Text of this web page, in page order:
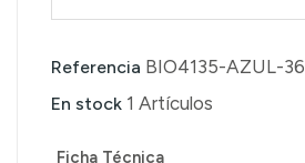
Referencia BIO4135-AZUL-36
En stock 1 Artículos
Ficha Técnica